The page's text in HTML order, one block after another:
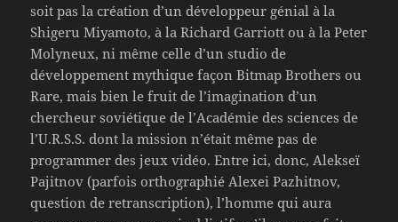
soit pas la création d’un développeur génial à la
Shigeru Miyamoto, à la Richard Garriott ou à la Peter
Molyneux, ni même celle d’un studio de
développement mythique façon Bitmap Brothers ou
Rare, mais bien le fruit de l’imagination d’un
chercheur soviétique de l’Académie des sciences de
l’U.R.S.S. dont la mission n’était même pas de
programmer des jeux vidéo. Entre ici, donc, Alekseï
Pajitnov (parfois orthographié Alexei Pazhitnov,
question de retranscription), l’homme qui aura